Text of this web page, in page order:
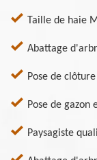
Taille de haie
Abattage
Pose de
Pose de
Paysagiste